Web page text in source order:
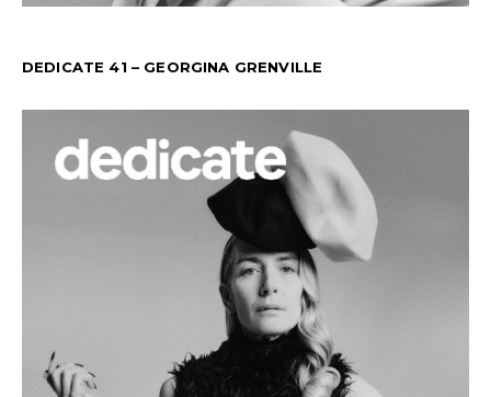
DEDICATE 41 – GEORGINA GRENVILLE